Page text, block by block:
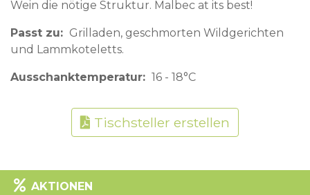
Wein die nötige Struktur. Malbec at its best!
Passt zu
Grilladen, geschmorten Wildgerichten
und Lammkoteletts.
Ausschanktemperatur 16 - 18°C
Tischsteller erstellen
AKTIONEN